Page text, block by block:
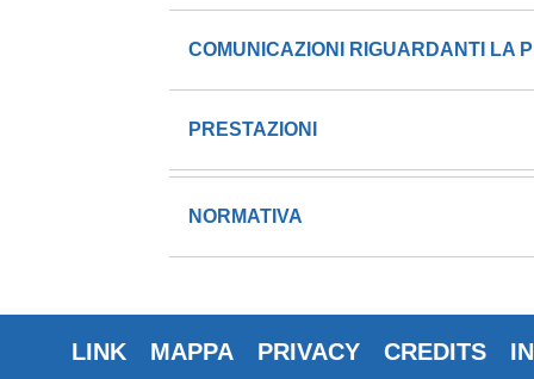
COMUNICAZIONI RIGUARDANTI LA
PRESTAZIONI
NORMATIVA
LINK MAPPA PRIVACY CREDITS